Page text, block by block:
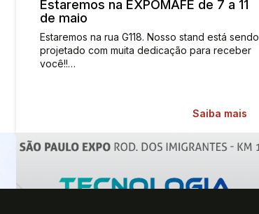
Estaremos na EXPOMAFE de 7 a 11
de maio
Estaremos na rua G118. Nosso stand está sendo
projetado com muita dedicação para receber
você!!…
Saiba mais